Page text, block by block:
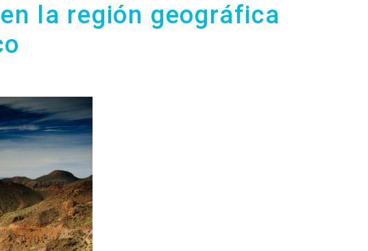
la región geográfica